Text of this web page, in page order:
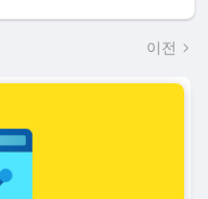
이전